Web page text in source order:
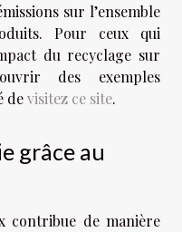
sur l’ensemble
Pour ceux qui
du recyclage sur
des exemples
devisitez ce site.
grâce au
contribue de manière